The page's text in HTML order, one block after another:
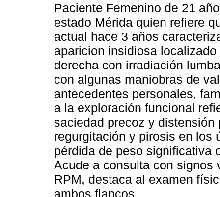
Paciente Femenino de 21
estado Mérida quien refiere
actual hace 3 años
aparicion insidiosa
derecha con irradiación
con algunas maniobras de
antecedentes personales,
a la exploración funcional
saciedad precoz y
regurgitación y pirosis en los
pérdida de peso significativa
Acude a consulta con signos
RPM, destaca al examen
ambos flancos.